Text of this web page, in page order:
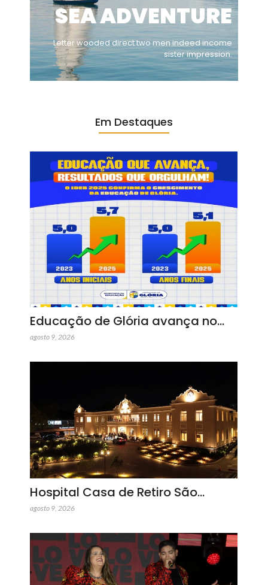
SEA ADVENTURE
Letter wooded direct two men indeed income
sister impression.
Em Destaques
Educação de Glória avança no…
agosto 9, 2026
Hospital Casa de Retiro São…
agosto 9, 2026